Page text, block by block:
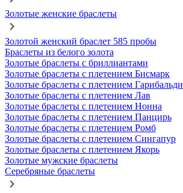
Золотые женские браслеты
Золотой женский браслет 585 пробы
Браслеты из белого золота
Золотые браслеты с бриллиантами
Золотые браслеты с плетением Бисмарк
Золотые браслеты с плетением Гарибальди
Золотые браслеты с плетением Лав
Золотые браслеты с плетением Нонна
Золотые браслеты с плетением Панцирь
Золотые браслеты с плетением Ромб
Золотые браслеты с плетением Сингапур
Золотые браслеты с плетением Якорь
Золотые мужские браслеты
Серебряные браслеты